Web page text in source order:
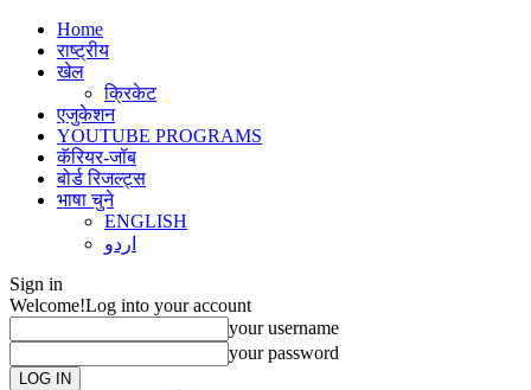
Home
राष्ट्रीय
खेल
क्रिकेट
एजुकेशन
YOUTUBE PROGRAMS
कॅरियर-जॉब
बोर्ड रिजल्ट्स
भाषा चुने
ENGLISH
اردو
Sign in
Welcome!Log into your account
your username
your password